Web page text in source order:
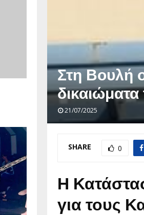
Στη Βουλή
21/07/2025
SHARE 0
Η
για τους